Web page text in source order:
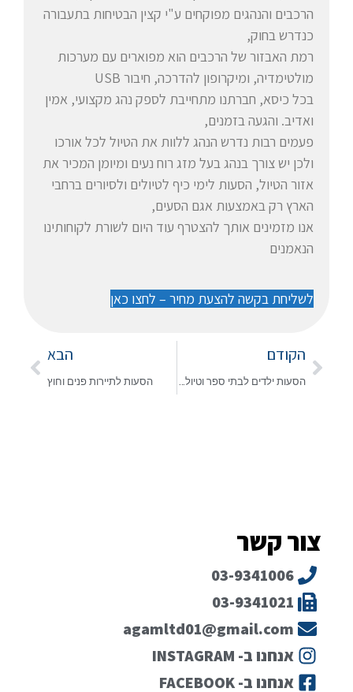
הרכבים והנהגים מפוקחים ע"י קצין הבטיחות בתעבורה
כנדרש בחוק,
רמת האבזור של הרכבים הוא מפוארים עם מערכות
מולטימדיה, ומיקרופון להדרכה, חיבור USB
בכל כיסא, חברתנו מתחייבת לספק נהג מקצועי, אמין
ואדיב. והגעה בזמנים,
פעמים רבות נדרש הנהג ללוות את הטיול לכל אורכו
ולכן יש צורך בנהג בעל מזג רוח נעים ומיומן המכיר את
אזור הטיול, הסעות לימי כיף לטיולים ולסיורים ברחבי
הארץ רק באמצעות אגם הסעים,
אנו מזמינים אותך להצטרף עוד היום לשורת לקוחותינו
הנאמנים
לשליחת בקשה להצעת מחיר – לחצו כאן
הקודם הבא
הסעות לתיירות פנים וחוץ
צור קשר
03-9341006
03-9341021
agamltd01@gmail.com
אנחנו ב- INSTAGRAM
אנחנו ב- FACEBOOK